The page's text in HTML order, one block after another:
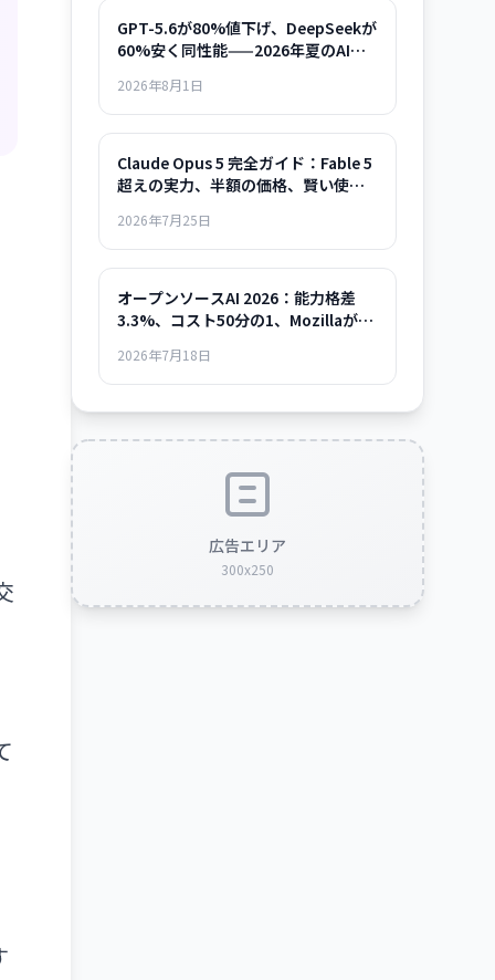
GPT-5.6が80%値下げ、DeepSeekが
60%安く同性能——2026年夏のAIモ
2026年8月1日
Claude Opus 5 完全ガイド：Fable 5
超えの実力、半額の価格、賢い使い
2026年7月25日
オープンソースAI 2026：能力格差
3.3%、コスト50分の1、Mozillaが示
2026年7月18日
広告エリア
300x250